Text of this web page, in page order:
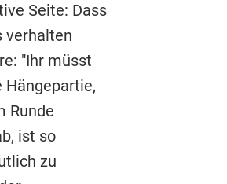
Seite: Dass
verhalten
"Ihr müsst
Hängepartie,
Runde
ist so
zu